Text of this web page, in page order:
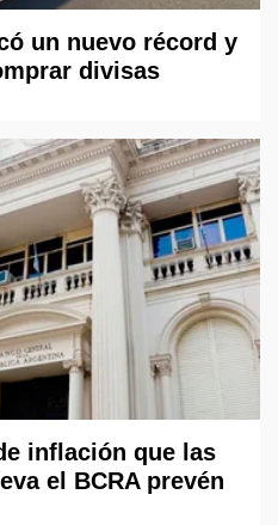
un nuevo récord y
divisas
inflación que las
el BCRA prevén